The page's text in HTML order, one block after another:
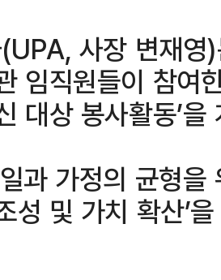
사장 변재
임직원들이 참여
대상 봉사활동’
과 가정의 균형
성 및 가치 확산’